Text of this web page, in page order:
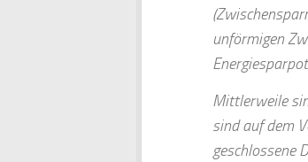
unförmigen
Mittlerweile
sind auf dem
geschlossene